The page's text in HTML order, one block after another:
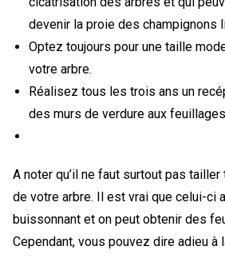
devenir la proie des champignons
Optez toujours pour une taille
votre arbre.
Réalisez tous les trois ans un
des murs de verdure aux
A noter qu’il ne faut surtout pas
de votre arbre. Il est vrai que celui-ci
buissonnant et on peut obtenir des
Cependant, vous pouvez dire adieu à